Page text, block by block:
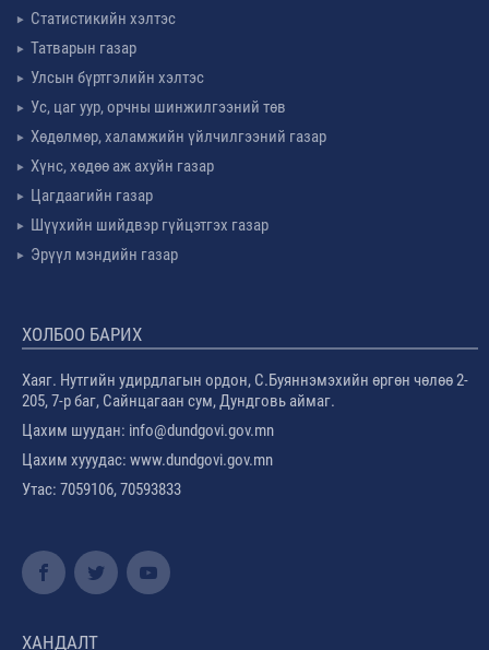
Статистикийн хэлтэс
Татварын газар
Улсын бүртгэлийн хэлтэс
Ус, цаг уур, орчны шинжилгээний төв
Хөдөлмөр, халамжийн үйлчилгээний газар
Хүнс, хөдөө аж ахуйн газар
Цагдаагийн газар
Шүүхийн шийдвэр гүйцэтгэх газар
Эрүүл мэндийн газар
ХОЛБОО БАРИХ
Хаяг. Нутгийн удирдлагын ордон, С.Буяннэмэхийн өргөн чөлөө 2-
205, 7-р баг, Сайнцагаан сум, Дундговь аймаг.
Цахим шуудан: info@dundgovi.gov.mn
Цахим хууудас: www.dundgovi.gov.mn
Утас: 7059106, 70593833
ХАНДАЛТ